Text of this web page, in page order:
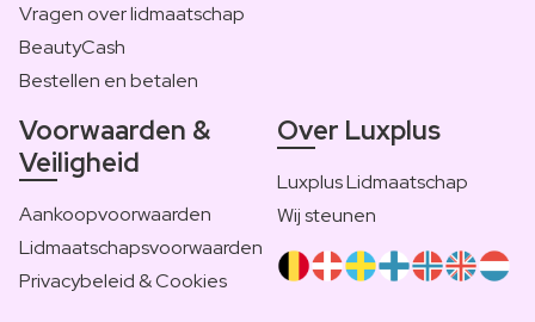
Vragen over lidmaatschap
BeautyCash
Bestellen en betalen
Voorwaarden &
Veiligheid
Aankoopvoorwaarden
Lidmaatschapsvoorwaarden
Privacybeleid & Cookies
Over Luxplus
Luxplus Lidmaatschap
Wij steunen